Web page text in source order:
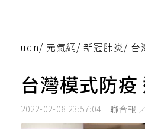
udn/ 元氣網/ 新冠肺炎/ 台
台灣模式防
2022-02-08 23:57:04 聯合報